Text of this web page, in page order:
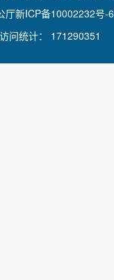
厅新ICP备10002232号-6
问统计： 171290351